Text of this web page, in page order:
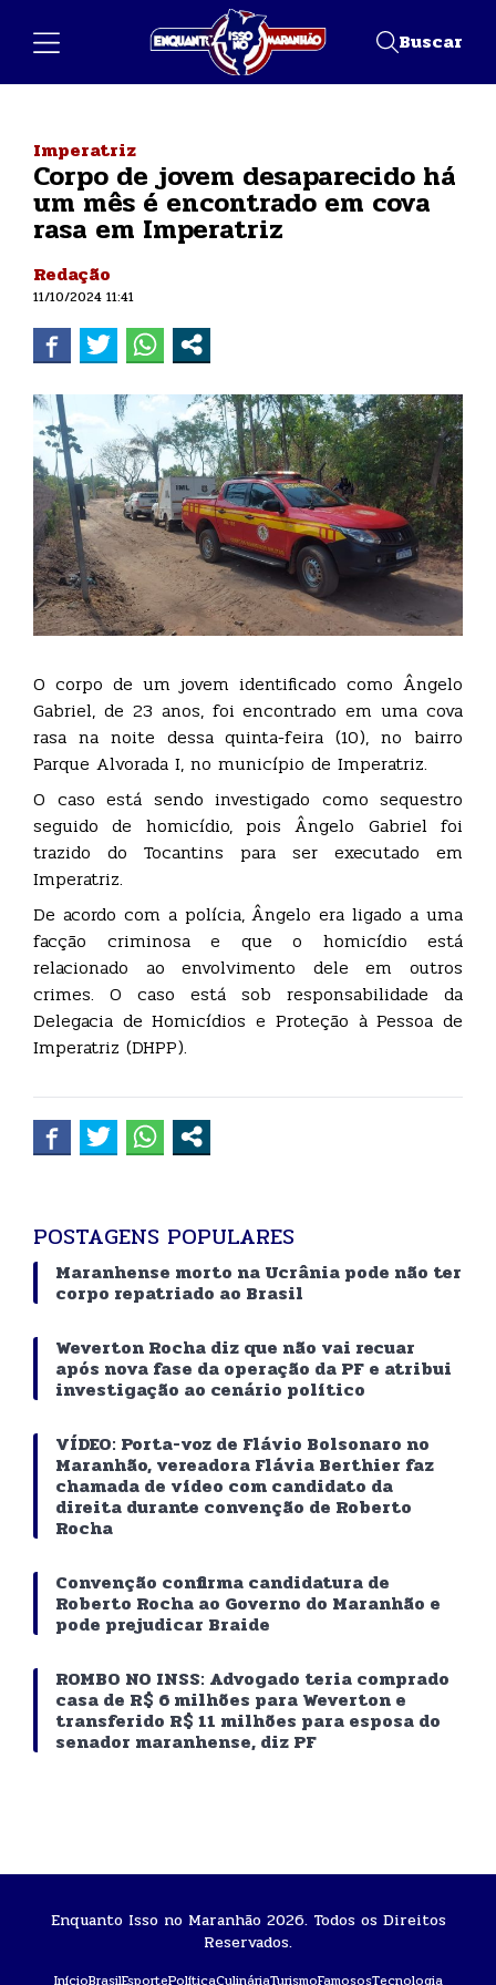
Buscar
Imperatriz
Corpo de jovem desaparecido há
um mês é encontrado em cova
rasa em Imperatriz
Redação
11/10/2024 11:41
O corpo de um jovem identificado como Ângelo
Gabriel, de 23 anos, foi encontrado em uma cova
rasa na noite dessa quinta-feira (10), no bairro
Parque Alvorada I, no município de Imperatriz.
O caso está sendo investigado como sequestro
seguido de homicídio, pois Ângelo Gabriel foi
trazido do Tocantins para ser executado em
Imperatriz.
De acordo com a polícia, Ângelo era ligado a uma
facção criminosa e que o homicídio está
relacionado ao envolvimento dele em outros
crimes. O caso está sob responsabilidade da
Delegacia de Homicídios e Proteção à Pessoa de
Imperatriz (DHPP).
POSTAGENS POPULARES
Maranhense morto na Ucrânia pode não ter
corpo repatriado ao Brasil
Weverton Rocha diz que não vai recuar
após nova fase da operação da PF e atribui
investigação ao cenário político
VÍDEO: Porta-voz de Flávio Bolsonaro no
Maranhão, vereadora Flávia Berthier faz
chamada de vídeo com candidato da
direita durante convenção de Roberto
Rocha
Convenção confirma candidatura de
Roberto Rocha ao Governo do Maranhão e
pode prejudicar Braide
ROMBO NO INSS: Advogado teria comprado
casa de R$ 6 milhões para Weverton e
transferido R$ 11 milhões para esposa do
senador maranhense, diz PF
Enquanto Isso no Maranhão 2026. Todos os Direitos
Reservados.
InícioBrasilEsportePolíticaCulináriaTurismoFamososTecnologia